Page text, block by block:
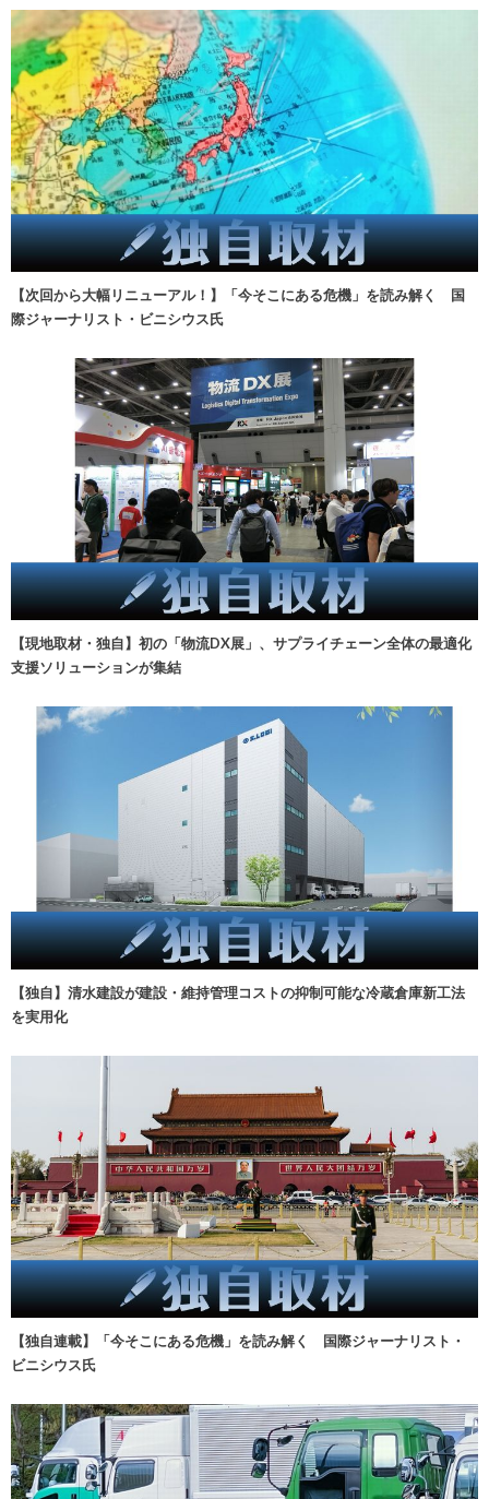
【次回から大幅リニューアル！】「今そこにある危機」を読み解く 国
際ジャーナリスト・ビニシウス氏
【現地取材・独自】初の「物流DX展」、サプライチェーン全体の最適化
支援ソリューションが集結
【独自】清水建設が建設・維持管理コストの抑制可能な冷蔵倉庫新工法
を実用化
【独自連載】「今そこにある危機」を読み解く 国際ジャーナリスト・
ビニシウス氏